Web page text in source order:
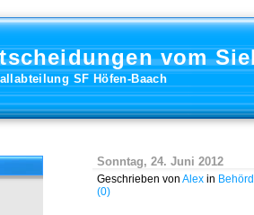
vom
SF Höfen-Baach
Sonntag, 24. Juni 2012
Geschrieben von Alex in
(0)